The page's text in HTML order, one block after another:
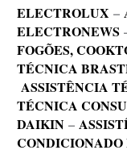
ELECTROLUX –
ELECTRONEWS
FOGÕES,
TÉCNICA
ASSISTÊNCIA
TÉCNICA
DAIKIN –